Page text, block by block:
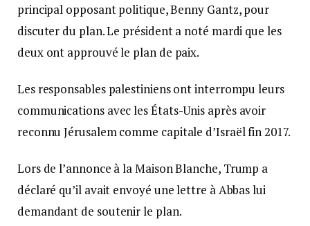
principal opposant politique, Benny Gantz, pour
discuter du plan. Le président a noté mardi que les
deux ont approuvé le plan de paix.
Les responsables palestiniens ont interrompu leurs
communications avec les États-Unis après avoir
reconnu Jérusalem comme capitale d’Israël fin 2017.
Lors de l’annonce à la Maison Blanche, Trump a
déclaré qu’il avait envoyé une lettre à Abbas lui
demandant de soutenir le plan.